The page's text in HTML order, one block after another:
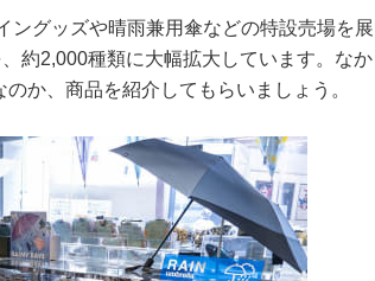
ングッズや晴雨兼用傘などの特設売場を展
約2,000種類に大幅拡大しています。なか
か、商品を紹介してもらいましょう。